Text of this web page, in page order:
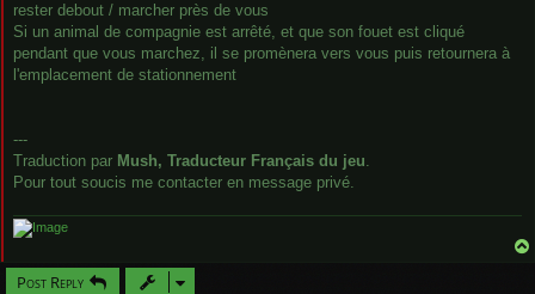
rester debout / marcher près de vous
Si un animal de compagnie est arrêté, et que son fouet est cliqué
pendant que vous marchez, il se promènera vers vous puis retournera à
l'emplacement de stationnement
---
Traduction par Mush, Traducteur Français du jeu.
Pour tout soucis me contacter en message privé.
Post Reply